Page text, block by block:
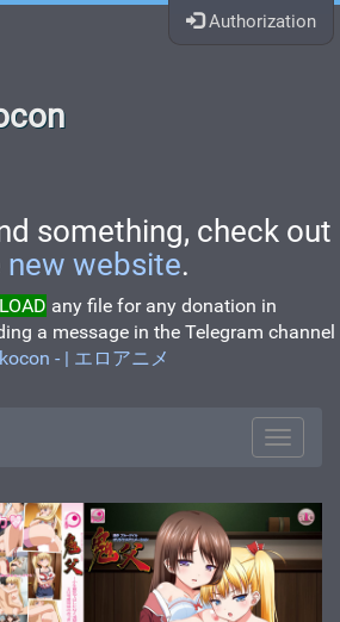
Authorization
something, check out
new website.
any file for any donation in
a message in the Telegram channel
- | エロアニメ